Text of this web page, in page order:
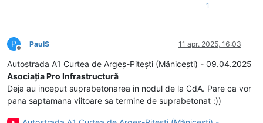
1
P
Deconectat
PaulS 11 apr. 2025, 16:03
Autostrada A1 Curtea de Argeș-Pitești (Mănicești) - 09.04.2025
Asociația Pro Infrastructură
Deja au inceput suprabetonarea in nodul de la CdA. Pare ca vor
pana saptamana viitoare sa termine de suprabetonat :))